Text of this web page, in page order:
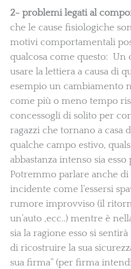
2- problemi legati al
che le cause fisiologiche
motivi comportamentali
qualcosa come questo: Un
usare la lettiera a causa di
esempio un cambiamento
come più o meno tempo
concessogli di solito per
ragazzi che tornano a casa
qualche campo estivo,
abbastanza intenso sia
Potremmo parlare anche
incidente come l’essersi
rumore improvviso (il
un’auto ,ecc..) mentre è
sia la ragione esso si
di ricostruire la sua
sua firma” (per firma